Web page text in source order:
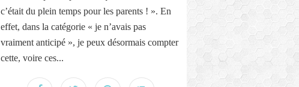
c’était du plein temps pour les parents ! ». En
effet, dans la catégorie « je n’avais pas
vraiment anticipé », je peux désormais compter
cette, voire ces...